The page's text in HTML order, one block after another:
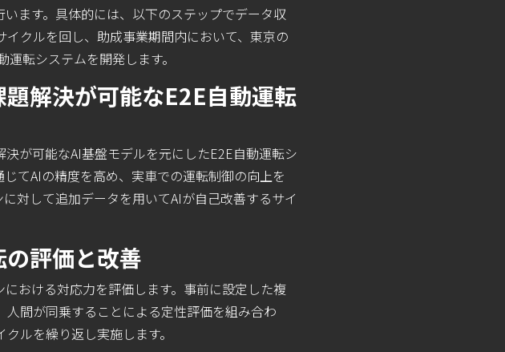
ます。具体的には、以下のステップでデータ収
クルを回し、助成事業期間内において、東京の
転システムを開発します。
解決が可能なE2E自動運転
が可能なAI基盤モデルを元にしたE2E自動運転シ
てAIの精度を高め、実車での運転制御の向上を
対して追加データを用いてAIが自己改善するサイ
評価と改善
おける対応力を評価します。事前に設定した複
間が同乗することによる定性評価を組み合わ
ルを繰り返し実施します。